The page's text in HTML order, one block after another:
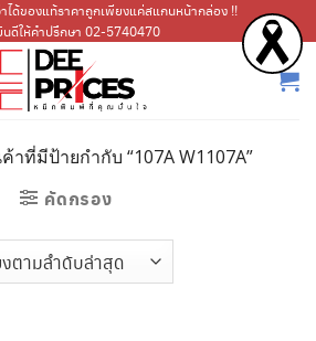
ได้ของแท้ราคาถูกเพียงแค่สแกนหน้ากล่อง !!
นดีให้คำปรึกษา 02-5740470
าที่มีป้ายกำกับ “107A W1107A”
คัดกรอง